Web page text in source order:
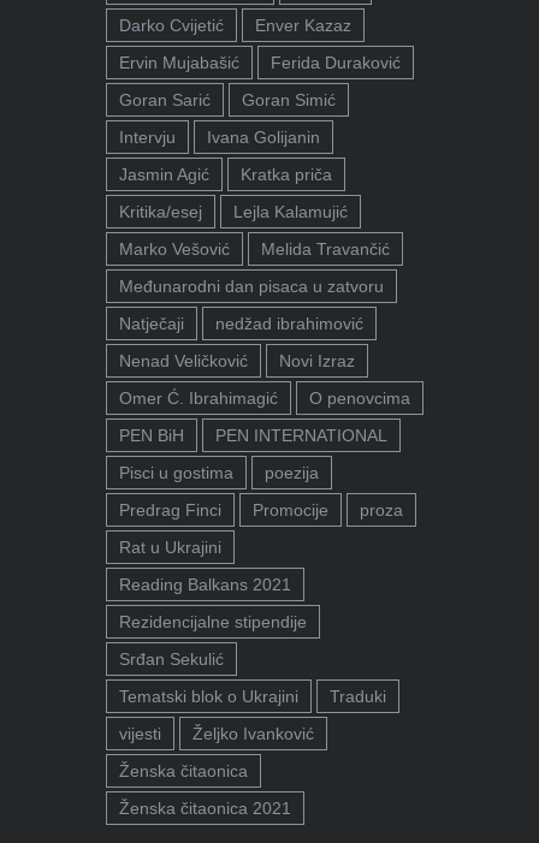
Darko Cvijetić
Enver Kazaz
Ervin Mujabašić
Ferida Duraković
Goran Sarić
Goran Simić
Intervju
Ivana Golijanin
Jasmin Agić
Kratka priča
Kritika/esej
Lejla Kalamujić
Marko Vešović
Melida Travančić
Međunarodni dan pisaca u zatvoru
Natječaji
nedžad ibrahimović
Nenad Veličković
Novi Izraz
Omer Ć. Ibrahimagić
O penovcima
PEN BiH
PEN INTERNATIONAL
Pisci u gostima
poezija
Predrag Finci
Promocije
proza
Rat u Ukrajini
Reading Balkans 2021
Rezidencijalne stipendije
Srđan Sekulić
Tematski blok o Ukrajini
Traduki
vijesti
Željko Ivanković
Ženska čitaonica
Ženska čitaonica 2021